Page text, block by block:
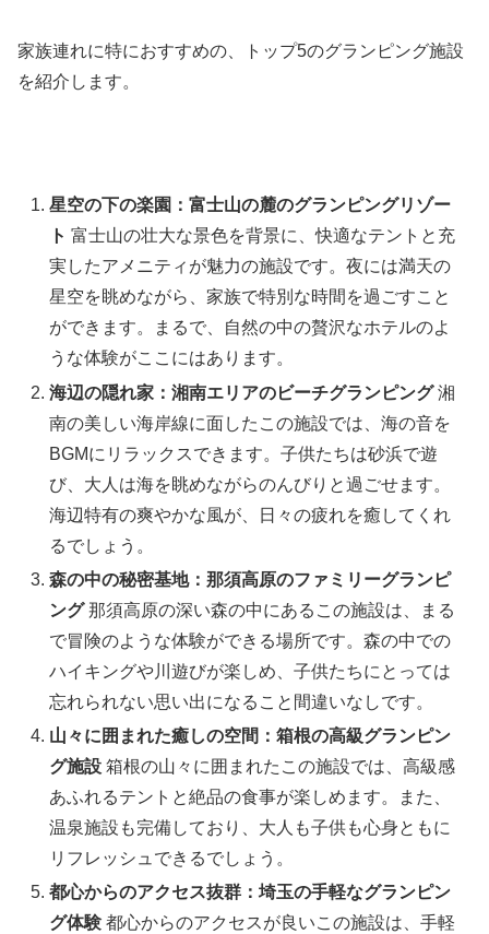
家族連れに特におすすめの、トップ5のグランピング施設
を紹介します。
星空の下の楽園：富士山の麓のグランピングリゾー
ト 富士山の壮大な景色を背景に、快適なテントと充
実したアメニティが魅力の施設です。夜には満天の
星空を眺めながら、家族で特別な時間を過ごすこと
ができます。まるで、自然の中の贅沢なホテルのよ
うな体験がここにはあります。
海辺の隠れ家：湘南エリアのビーチグランピング湘
南の美しい海岸線に面したこの施設では、海の音を
BGMにリラックスできます。子供たちは砂浜で遊
び、大人は海を眺めながらのんびりと過ごせます。
海辺特有の爽やかな風が、日々の疲れを癒してくれ
るでしょう。
森の中の秘密基地：那須高原のファミリーグランピ
ング那須高原の深い森の中にあるこの施設は、まる
で冒険のような体験ができる場所です。森の中での
ハイキングや川遊びが楽しめ、子供たちにとっては
忘れられない思い出になること間違いなしです。
山々に囲まれた癒しの空間：箱根の高級グランピン
グ施設 箱根の山々に囲まれたこの施設では、高級感
あふれるテントと絶品の食事が楽しめます。また、
温泉施設も完備しており、大人も子供も心身ともに
リフレッシュできるでしょう。
都心からのアクセス抜群：埼玉の手軽なグランピン
グ体験 都心からのアクセスが良いこの施設は、手軽